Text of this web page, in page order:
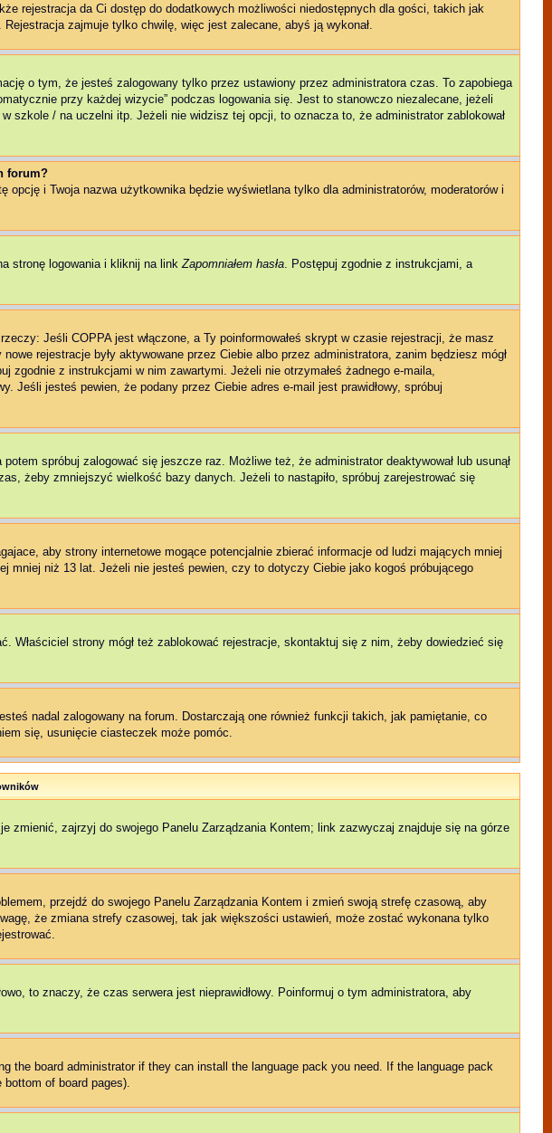
rejestracja da Ci dostęp do dodatkowych możliwości niedostępnych dla gości, takich jak
zajmuje tylko chwilę, więc jest zalecane, abyś ją wykonał.
o tym, że jesteś zalogowany tylko przez ustawiony przez administratora czas. To zapobiega
przy każdej wizycie” podczas logowania się. Jest to stanowczo niezalecane, jeżeli
szkole / na uczelni itp. Jeżeli nie widzisz tej opcji, to oznacza to, że administrator zablokował
forum?
opcję i Twoja nazwa użytkownika będzie wyświetlana tylko dla administratorów, moderatorów i
stronę logowania i kliknij na linkZapomniałem hasła. Postępuj zgodnie z instrukcjami, a
Jeśli COPPA jest włączone, a Ty poinformowałeś skrypt w czasie rejestracji, że masz
rejestracje były aktywowane przez Ciebie albo przez administratora, zanim będziesz mógł
zgodnie z instrukcjami w nim zawartymi. Jeżeli nie otrzymałeś żadnego e-maila,
Jeśli jesteś pewien, że podany przez Ciebie adres e-mail jest prawidłowy, spróbuj
spróbuj zalogować się jeszcze raz. Możliwe też, że administrator deaktywował lub usunął
żeby zmniejszyć wielkość bazy danych. Jeżeli to nastąpiło, spróbuj zarejestrować się
aby strony internetowe mogące potencjalnie zbierać informacje od ludzi mających mniej
mniej niż 13 lat. Jeżeli nie jesteś pewien, czy to dotyczy Ciebie jako kogoś próbującego
Właściciel strony mógł też zablokować rejestracje, skontaktuj się z nim, żeby dowiedzieć się
nadal zalogowany na forum. Dostarczają one również funkcji takich, jak pamiętanie, co
się, usunięcie ciasteczek może pomóc.
zajrzyj do swojego Panelu Zarządzania Kontem; link zazwyczaj znajduje się na górze
przejdź do swojego Panelu Zarządzania Kontem i zmień swoją strefę czasową, aby
że zmiana strefy czasowej, tak jak większości ustawień, może zostać wykonana tylko
to znaczy, że czas serwera jest nieprawidłowy. Poinformuj o tym administratora, aby
the board administrator if they can install the language pack you need. If the language pack
of board pages).